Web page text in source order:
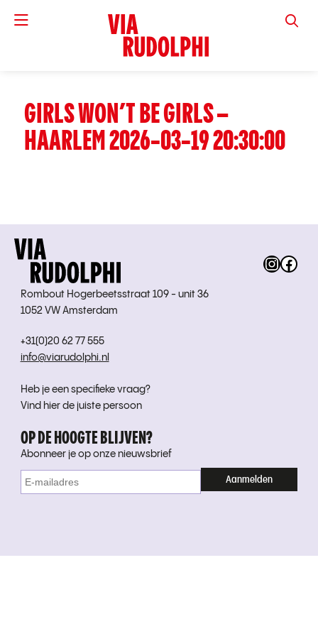
VIA
GIRLS WON’T BE GIRLS –
HAARLEM 2026-03-19 20:30:00
Rombout Hogerbeetsstraat 109 - unit 36
1052 VW Amsterdam
+31(0)20 62 77 555
info@viarudolphi.nl
Heb je een specifieke vraag?
Vind hier de juiste persoon
OP DE HOOGTE BLIJVEN?
Abonneer je op onze nieuwsbrief